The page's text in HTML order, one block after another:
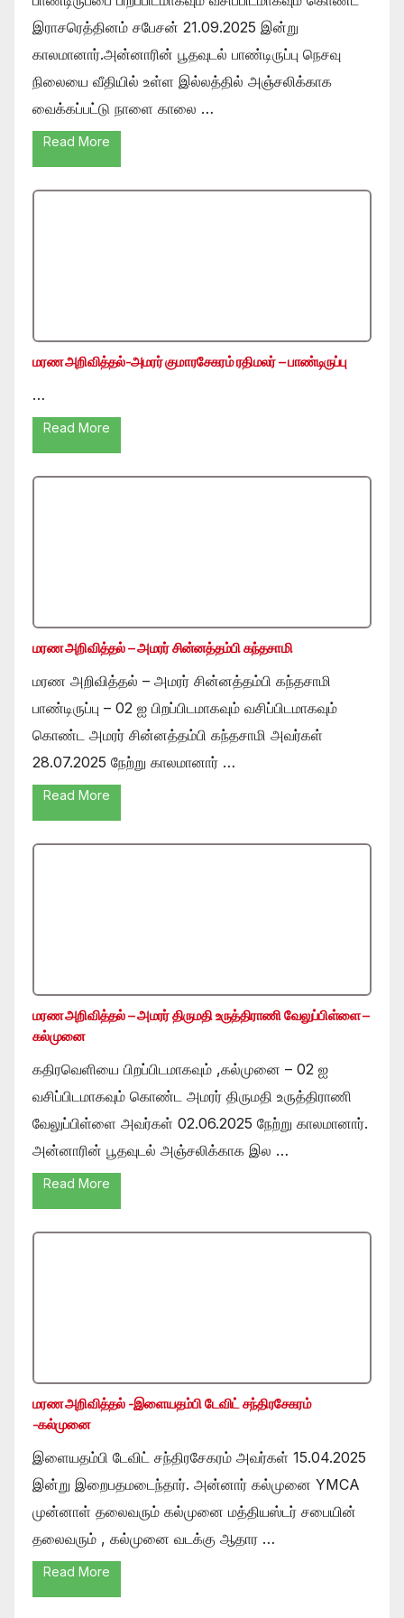
இராசரெத்தினம் சபேசன் 21.09.2025 இன்று
காலமானார்.அன்னாரின் பூதவுடல் பாண்டிருப்பு நெசவு
நிலையை வீதியில் உள்ள இல்லத்தில் அஞ்சலிக்காக
வைக்கப்பட்டு நாளை காலை …
Read More
மரண அறிவித்தல்-அமரர் குமாரசேகரம் ரதிமலர் – பாண்டிருப்பு
…
Read More
மரண அறிவித்தல் – அமரர் சின்னத்தம்பி கந்தசாமி
மரண அறிவித்தல் – அமரர் சின்னத்தம்பி கந்தசாமி
பாண்டிருப்பு – 02 ஐ பிறப்பிடமாகவும் வசிப்பிடமாகவும்
கொண்ட அமரர் சின்னத்தம்பி கந்தசாமி அவர்கள்
28.07.2025 நேற்று காலமானார் …
Read More
மரண அறிவித்தல் – அமரர் திருமதி உருத்திராணி வேலுப்பிள்ளை –
கல்முனை
கதிரவெளியை பிறப்பிடமாகவும் ,கல்முனை – 02 ஐ
வசிப்பிடமாகவும் கொண்ட அமரர் திருமதி உருத்திராணி
வேலுப்பிள்ளை அவர்கள் 02.06.2025 நேற்று காலமானார்.
அன்னாரின் பூதவுடல் அஞ்சலிக்காக இல …
Read More
மரண அறிவித்தல் -இளையதம்பி டேவிட் சந்திரசேகரம்
-கல்முனை
இளையதம்பி டேவிட் சந்திரசேகரம் அவர்கள் 15.04.2025
இன்று இறைபதமடைந்தார். அன்னார் கல்முனை YMCA
முன்னாள் தலைவரும் கல்முனை மத்தியஸ்டர் சபையின்
தலைவரும் , கல்முனை வடக்கு ஆதார …
Read More